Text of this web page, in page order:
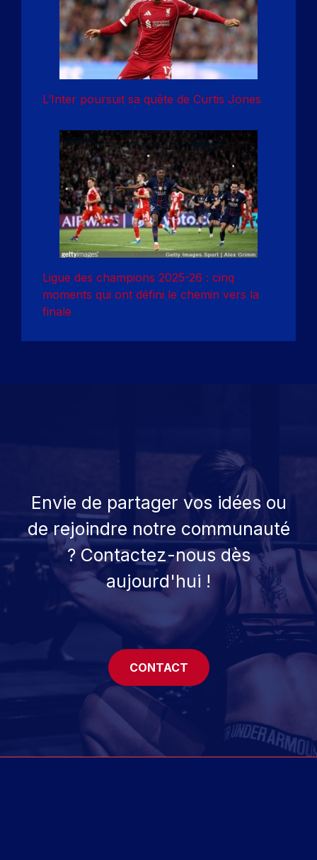
L’Inter poursuit sa quête de Curtis Jones
Ligue des champions 2025-26 : cinq
moments qui ont défini le chemin vers la
finale
Envie de partager vos idées ou
de rejoindre notre communauté
? Contactez-nous dès
aujourd'hui !
CONTACT